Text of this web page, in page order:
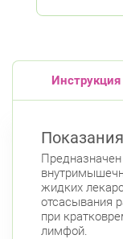
Показания
жидких
отсасывания
при
лимфой.